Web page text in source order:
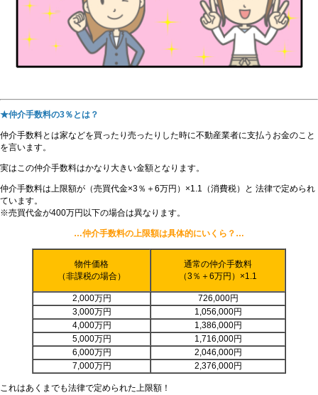
★仲介手数料の3％とは？
仲介手数料とは家などを買ったり売ったりした時に不動産業者に支払うお金のこと
を言います。
実はこの仲介手数料はかなり大きい金額となります。
仲介手数料は上限額が（売買代金×3％＋6万円）×1.1（消費税）と 法律で定められ
ています。
※売買代金が400万円以下の場合は異なります。
…仲介手数料の上限額は具体的にいくら？…
物件価格
（非課税の場合）
通常の仲介手数料
（3％＋6万円）×1.1
2,000万円
726,000円
3,000万円
1,056,000円
4,000万円
1,386,000円
5,000万円
1,716,000円
6,000万円
2,046,000円
7,000万円
2,376,000円
これはあくまでも法律で定められた上限額！